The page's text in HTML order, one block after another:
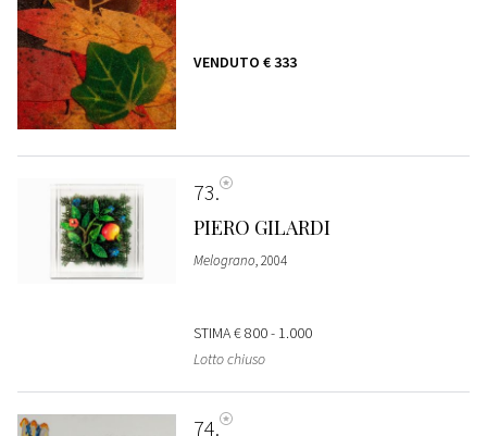
VENDUTO € 333
73
PIERO GILARDI
Melograno, 2004
STIMA€ 800 - 1.000
Lotto chiuso
74